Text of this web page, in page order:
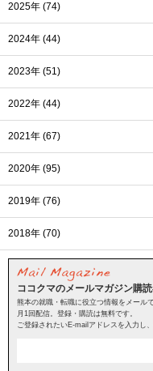
2025年 (74)
2024年 (44)
2023年 (51)
2022年 (44)
2021年 (67)
2020年 (95)
2019年 (76)
2018年 (70)
ココクマのメールマガジン購
熊本の就職・転職に役立つ情報をメール
月1回配信。登録・購読は無料です。
ご登録されたいE-mailアドレスを入力し